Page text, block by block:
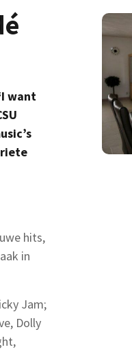
want
hits,
in
Jam;
Dolly